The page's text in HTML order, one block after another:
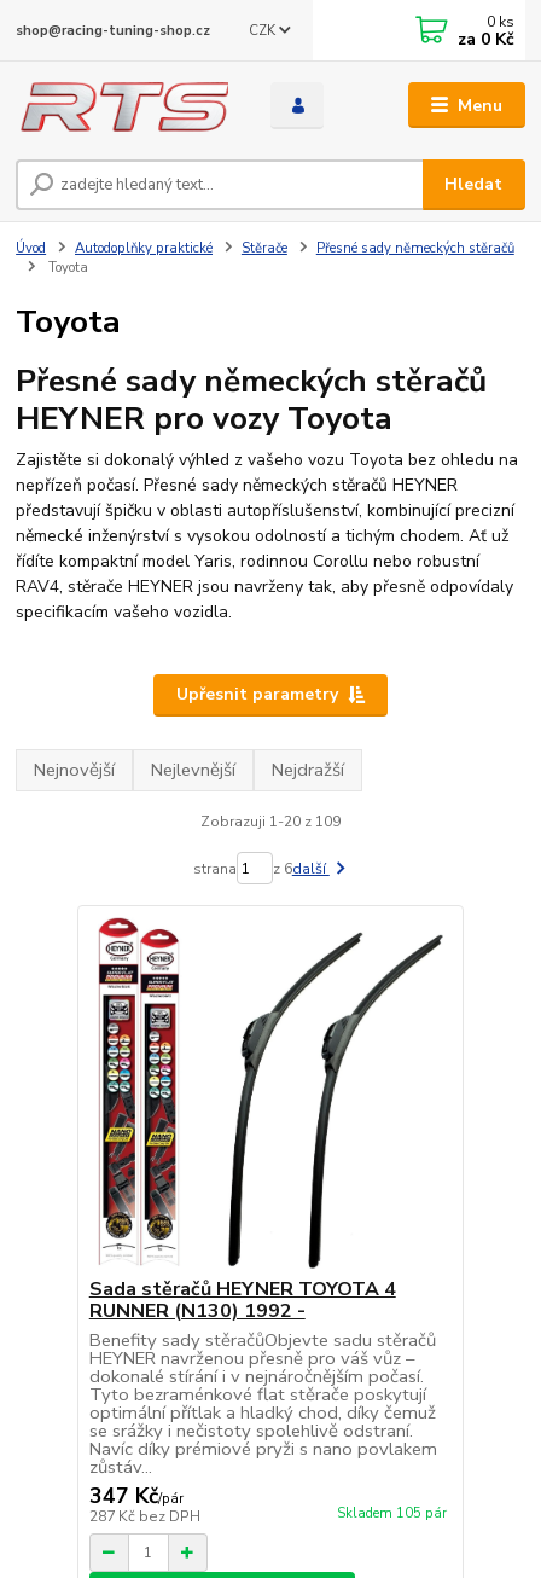
Menu
CZK
Hledat
shop@racing-tuning-shop.cz 0 ks
za 0 Kč
Úvod Autodoplňky praktické Stěrače
Přesné sady německých stěračů
Toyota
Toyota
Přesné sady německých stěračů
HEYNER pro vozy Toyota
Zajistěte si dokonalý výhled z vašeho vozu Toyota bez ohledu na
nepřízeň počasí. Přesné sady německých stěračů HEYNER
představují špičku v oblasti autopříslušenství, kombinující precizní
německé inženýrství s vysokou odolností a tichým chodem. Ať už
řídíte kompaktní model Yaris, rodinnou Corollu nebo robustní
RAV4, stěrače HEYNER jsou navrženy tak, aby přesně odpovídaly
specifikacím vašeho vozidla.
Upřesnit parametry
Nejnovější Nejlevnější Nejdražší
Zobrazuji 1-20 z 109
strana z 6další
Sada stěračů HEYNER TOYOTA 4
RUNNER (N130) 1992 -
Benefity sady stěračůObjevte sadu stěračů
HEYNER navrženou přesně pro váš vůz –
dokonalé stírání i v nejnáročnějším počasí.
Tyto bezraménkové flat stěrače poskytují
optimální přítlak a hladký chod, díky čemuž
se srážky i nečistoty spolehlivě odstraní.
Navíc díky prémiové pryži s nano povlakem
zůstáv...
347 Kč/pár
287 Kč bez DPH Skladem 105 pár